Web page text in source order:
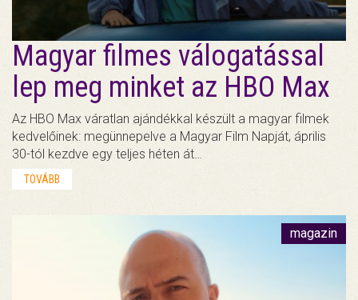
Magyar filmes válogatással
lep meg minket az HBO Max
Az HBO Max váratlan ajándékkal készült a magyar filmek
kedvelőinek: megünnepelve a Magyar Film Napját, április
30-tól kezdve egy teljes héten át…
TOVÁBB
magazin